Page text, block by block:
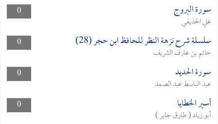
0
سورة البروج
علي الحذيفي
0
سلسلة شرح نزهة النظر للحافظ ابن حجر (28)
حاتم بن عارف الشريف
0
سورة الحديد
عبد الباسط عبد الصمد
0
أسير الخطايا
أبو زياد ( طارق جابر )